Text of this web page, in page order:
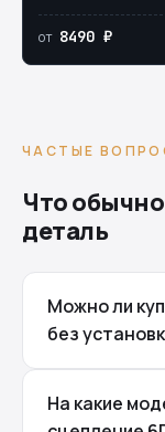
от 8490 ₽
ЧАСТЫЕ
Что
деталь
Можно ли
без
На какие